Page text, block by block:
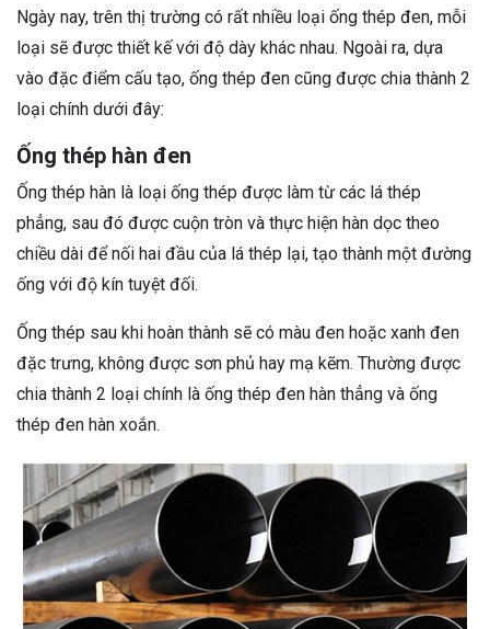
Ngày nay, trên thị trường có rất nhiều loại ống thép đen, mỗi
loại sẽ được thiết kế với độ dày khác nhau. Ngoài ra, dựa
vào đặc điểm cấu tạo, ống thép đen cũng được chia thành 2
loại chính dưới đây:
Ống thép hàn đen
Ống thép hàn là loại ống thép được làm từ các lá thép
phẳng, sau đó được cuộn tròn và thực hiện hàn dọc theo
chiều dài để nối hai đầu của lá thép lại, tạo thành một đường
ống với độ kín tuyệt đối.
Ống thép sau khi hoàn thành sẽ có màu đen hoặc xanh đen
đặc trưng, không được sơn phủ hay mạ kẽm. Thường được
chia thành 2 loại chính là ống thép đen hàn thẳng và ống
thép đen hàn xoắn.